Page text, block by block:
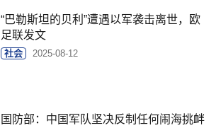
“巴勒斯坦的贝利”遭遇以军袭击离世，欧
足联发文
社会 2025-08-12
国防部：中国军队坚决反制任何闹海挑衅